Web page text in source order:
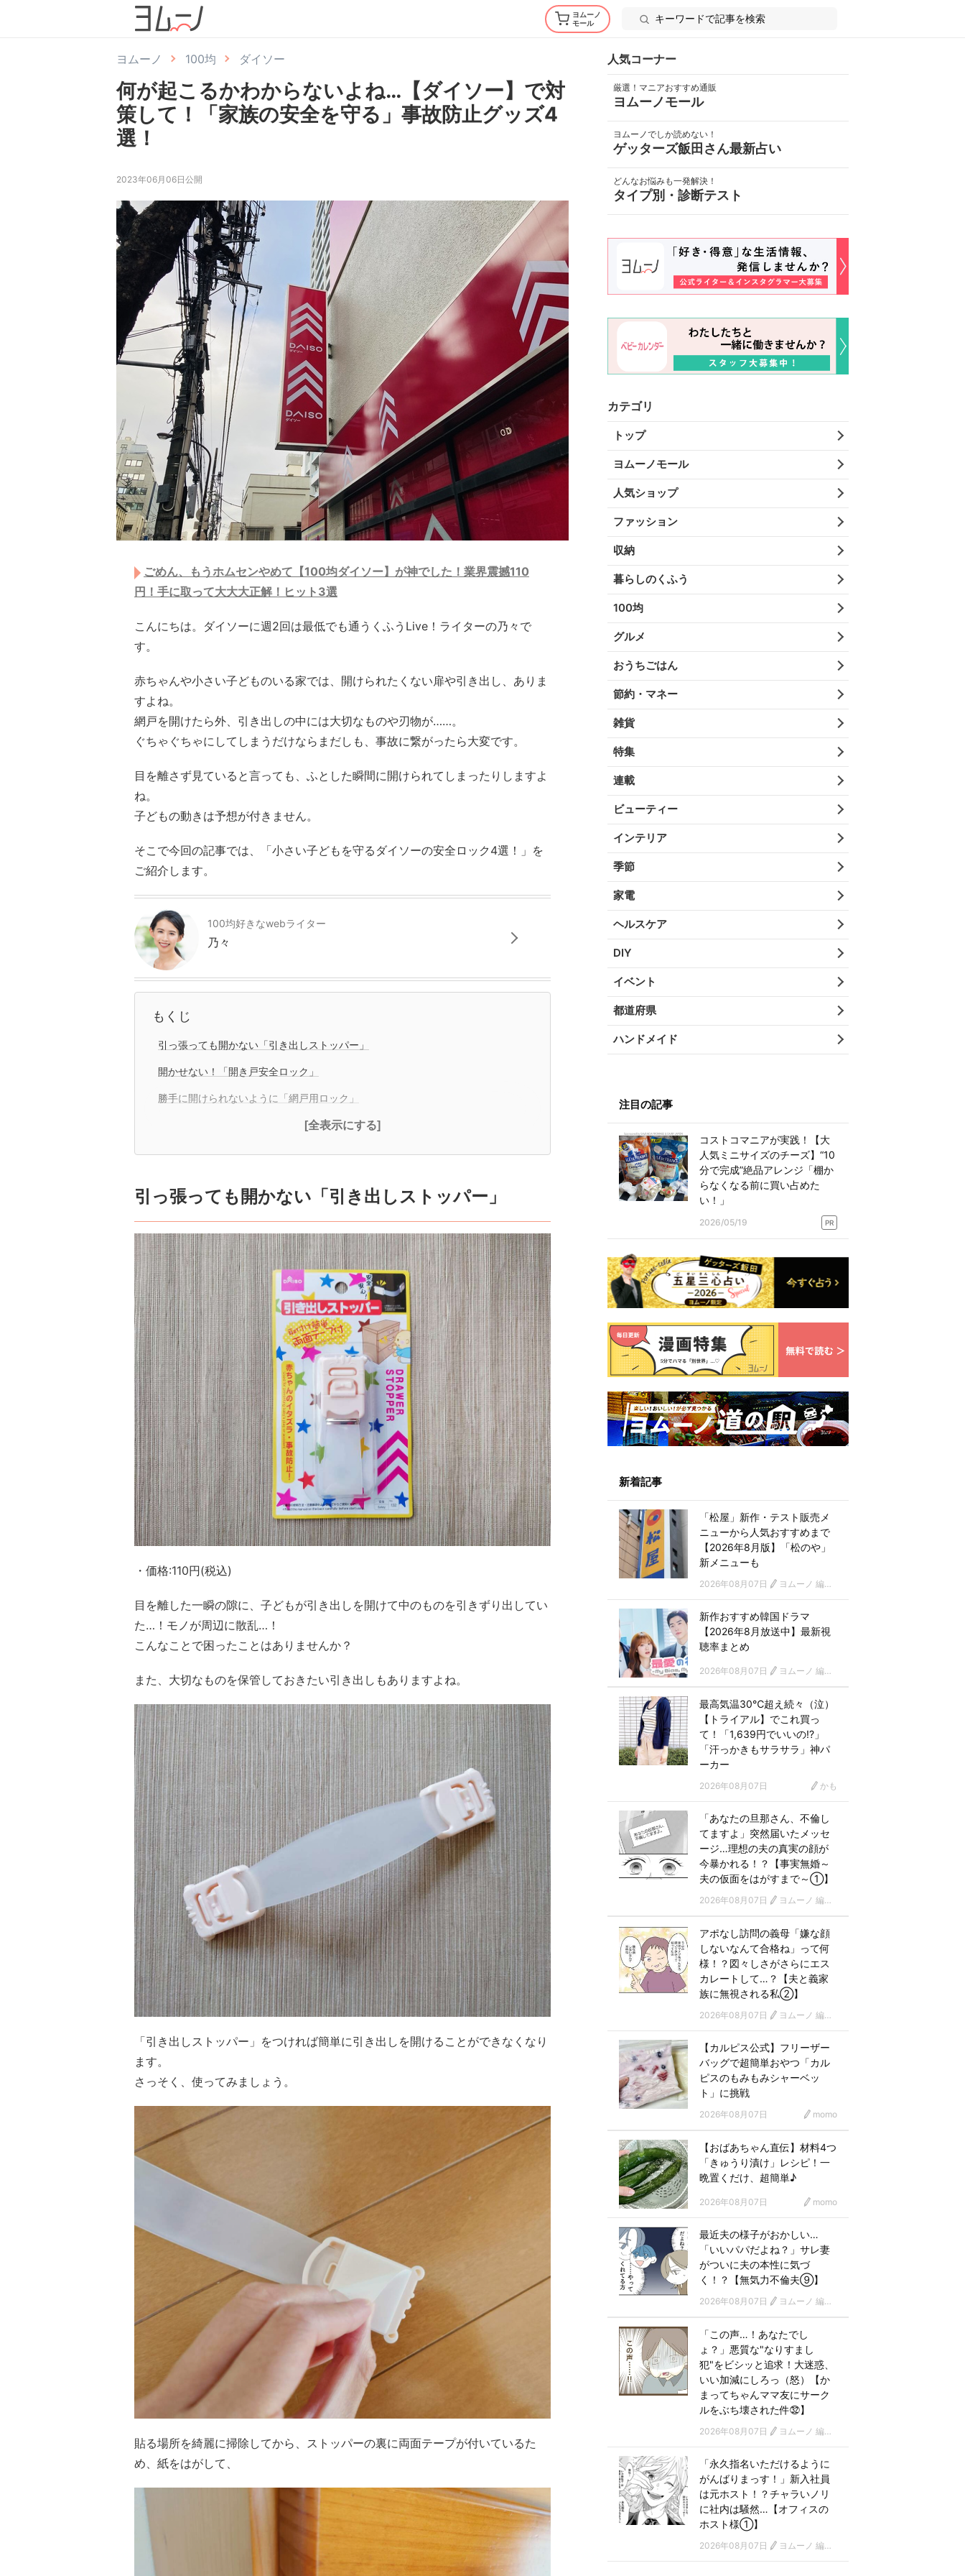
ヨムーノ
モール
ヨムーノ 100均 ダイソー
何が起こるかわからないよね…【ダイソー】で対
策して！「家族の安全を守る」事故防止グッズ4
選！
2023年06月06日公開
ごめん、もうホムセンやめて【100均ダイソー】が神でした！業界震撼110
円！手に取って大大大正解！ヒット3選
こんにちは。ダイソーに週2回は最低でも通うくふうLive！ライターの乃々で
す。
赤ちゃんや小さい子どものいる家では、開けられたくない扉や引き出し、ありま
すよね。
網戸を開けたら外、引き出しの中には大切なものや刃物が……。
ぐちゃぐちゃにしてしまうだけならまだしも、事故に繋がったら大変です。
目を離さず見ていると言っても、ふとした瞬間に開けられてしまったりしますよ
ね。
子どもの動きは予想が付きません。
そこで今回の記事では、「小さい子どもを守るダイソーの安全ロック4選！」を
ご紹介します。
100均好きなwebライター
乃々
もくじ
引っ張っても開かない「引き出しストッパー」
開かせない！「開き戸安全ロック」
勝手に開けられないように「網戸用ロック」
[全表示にする]
引っ張っても開かない「引き出しストッパー」
・価格:110円(税込)
目を離した一瞬の隙に、子どもが引き出しを開けて中のものを引きずり出してい
た…！モノが周辺に散乱…！
こんなことで困ったことはありませんか？
また、大切なものを保管しておきたい引き出しもありますよね。
「引き出しストッパー」をつければ簡単に引き出しを開けることができなくなり
ます。
さっそく、使ってみましょう。
貼る場所を綺麗に掃除してから、ストッパーの裏に両面テープが付いているた
め、紙をはがして、
人気コーナー
厳選！マニアおすすめ通販
ヨムーノモール
ヨムーノでしか読めない！
ゲッターズ飯田さん最新占い
どんなお悩みも一発解決！
タイプ別・診断テスト
カテゴリ
トップ
ヨムーノモール
人気ショップ
ファッション
収納
暮らしのくふう
100均
グルメ
おうちごはん
節約・マネー
雑貨
特集
連載
ビューティー
インテリア
季節
家電
ヘルスケア
DIY
イベント
都道府県
ハンドメイド
注目の記事
コストコマニアが実践！【大
人気ミニサイズのチーズ】“10
分で完成”絶品アレンジ「棚か
らなくなる前に買い占めた
い！」
2026/05/19 PR
新着記事
「松屋」新作・テスト販売メ
ニューから人気おすすめまで
【2026年8月版】「松のや」
新メニューも
2026年08月07日 ヨムーノ 編集部
新作おすすめ韓国ドラマ
【2026年8月放送中】最新視
聴率まとめ
2026年08月07日 ヨムーノ 編集部 韓国ドラマチーム
最高気温30℃超え続々（泣）
【トライアル】でこれ買っ
て！「1,639円でいいの!?」
「汗っかきもサラサラ」神パ
ーカー
2026年08月07日 かも
「あなたの旦那さん、不倫し
てますよ」突然届いたメッセ
ージ…理想の夫の真実の顔が
今暴かれる！？【事実無婚～
夫の仮面をはがすまで～①】
2026年08月07日 ヨムーノ 編集部 漫画チーム
アポなし訪問の義母「嫌な顔
しないなんて合格ね」って何
様！？図々しさがさらにエス
カレートして…？【夫と義家
族に無視される私②】
2026年08月07日 ヨムーノ 編集部 漫画チーム
【カルピス公式】フリーザー
バッグで超簡単おやつ「カル
ピスのもみもみシャーベッ
ト」に挑戦
2026年08月07日 momo
【おばあちゃん直伝】材料4つ
「きゅうり漬け」レシピ！一
晩置くだけ、超簡単♪
2026年08月07日 momo
最近夫の様子がおかしい…
「いいパパだよね？」サレ妻
がついに夫の本性に気づ
く！？【無気力不倫夫⑨】
2026年08月07日 ヨムーノ 編集部 漫画チーム
「この声…！あなたでし
ょ？」悪質な"なりすまし
犯"をビシッと追求！大迷惑、
いい加減にしろっ（怒）【か
まってちゃんママ友にサーク
ルをぶち壊された件㉜】
2026年08月07日 ヨムーノ 編集部 漫画チーム
「永久指名いただけるように
がんばりまっす！」新入社員
は元ホスト！？チャラいノリ
に社内は騒然…【オフィスの
ホスト様①】
2026年08月07日 ヨムーノ 編集部 漫画チーム